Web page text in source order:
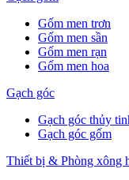
Gốm men trơn
Gốm men sần
Gốm men rạn
Gốm men hoa
Gạch góc
Gạch góc thủy
Gạch góc gốm
Thiết bị & Phòng xông